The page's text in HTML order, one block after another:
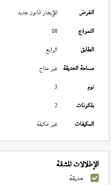
الغرض
للإيجار قانون جديد
النموذج
80
الطابق
الرابع
مساحة الحديقة غير متاح
نوم
3
بلكونات
2
المكيفات
غير مكيفة
الإطلالات للشقة
حديقة